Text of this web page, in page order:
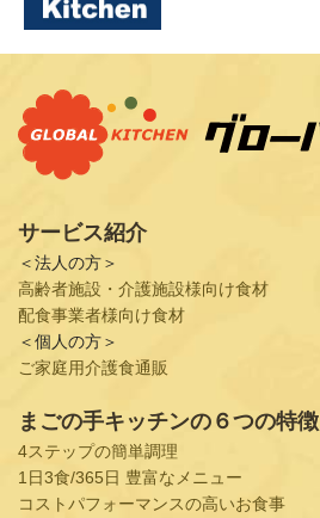
サービス紹介
＜法人の方＞
高齢者施設・介護施設様向け食材
配食事業者様向け食材
＜個人の方＞
ご家庭用介護食通販
まごの手キッチンの６つの特徴
4ステップの簡単調理
1日3食/365日 豊富なメニュー
コストパフォーマンスの高いお食事